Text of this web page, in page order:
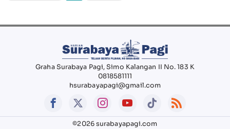
Graha Surabaya Pagi, Simo Kalangan II No. 183 K
0818581111
hsurabayapagi@gmail.com
©2026 surabayapagi.com